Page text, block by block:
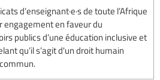
d’enseignant·e·s de toute l’Afrique
en faveur du
publics d’une éducation inclusive et
qu’il s’agit d'un droit humain